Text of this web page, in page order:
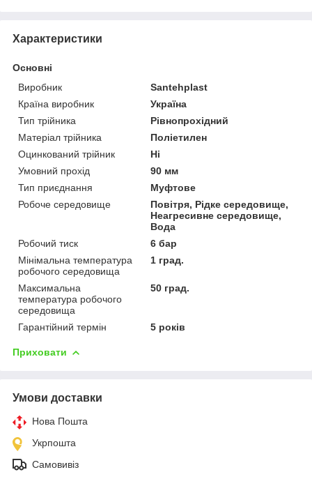
Характеристики
Основні
Виробник
Santehplast
Країна виробник
Україна
Тип трійника
Рівнопрохідний
Матеріал трійника
Поліетилен
Оцинкований трійник
Ні
Умовний прохід
90 мм
Тип приєднання
Муфтове
Робоче середовище
Повітря, Рідке середовище,
Неагресивне середовище,
Вода
Робочий тиск
6 бар
Мінімальна температура
робочого середовища
1 град.
Максимальна
температура робочого
середовища
50 град.
Гарантійний термін 5 років
Приховати
Умови доставки
Нова Пошта
Укрпошта
Самовивіз